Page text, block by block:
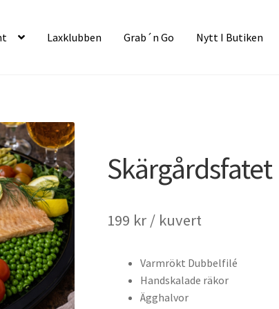
Laxklubben Grab´n Go Nytt I Butiken
Skärgårdsfatet
199 kr / kuvert
Varmrökt Dubbelfilé
Handskalade räkor
Ägghalvor